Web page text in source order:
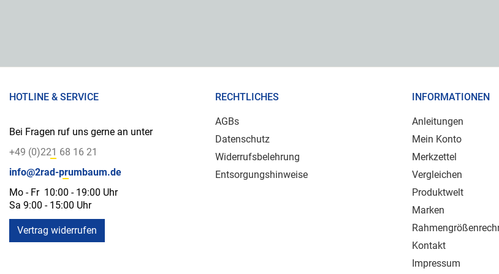
HOTLINE & SERVICE
Bei Fragen ruf uns gerne an unter
+49 (0)221 68 16 21
info@2rad-prumbaum.de
Mo - Fr 10:00 - 19:00 Uhr
Sa 9:00 - 15:00 Uhr
Vertrag widerrufen
RECHTLICHES
AGBs
Datenschutz
Widerrufsbelehrung
Entsorgungshinweise
INFORMATIONEN
Anleitungen
Mein Konto
Merkzettel
Vergleichen
Produktwelt
Marken
Kontakt
Impressum